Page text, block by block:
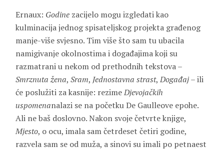
Ernaux: Godine zacijelo mogu izgledati kao
kulminacija jednog spisateljskog projekta građenog
manje-više svjesno. Tim više što sam tu ubacila
namigivanje okolnostima i događajima koji su
razmatrani u nekom od prethodnih tekstova –
Smrznuta žena, Sram, Jednostavna strast, Događaj– ili
će poslužiti za kasnije: rezimeDjevojačkih
uspomenanalazi se na početku De Gaulleove epohe.
Ali ne baš doslovno. Nakon svoje četvrte knjige,
Mjesto, o ocu, imala sam četrdeset četiri godine,
razvela sam se od muža, a sinovi su imali po petnaest